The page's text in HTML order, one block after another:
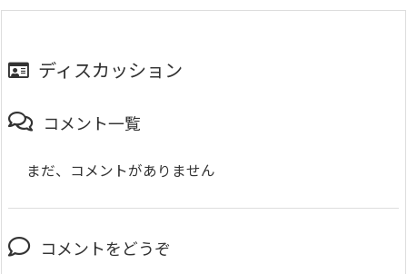
ディスカッション
コメント一覧
まだ、コメントがありません
コメントをどうぞ